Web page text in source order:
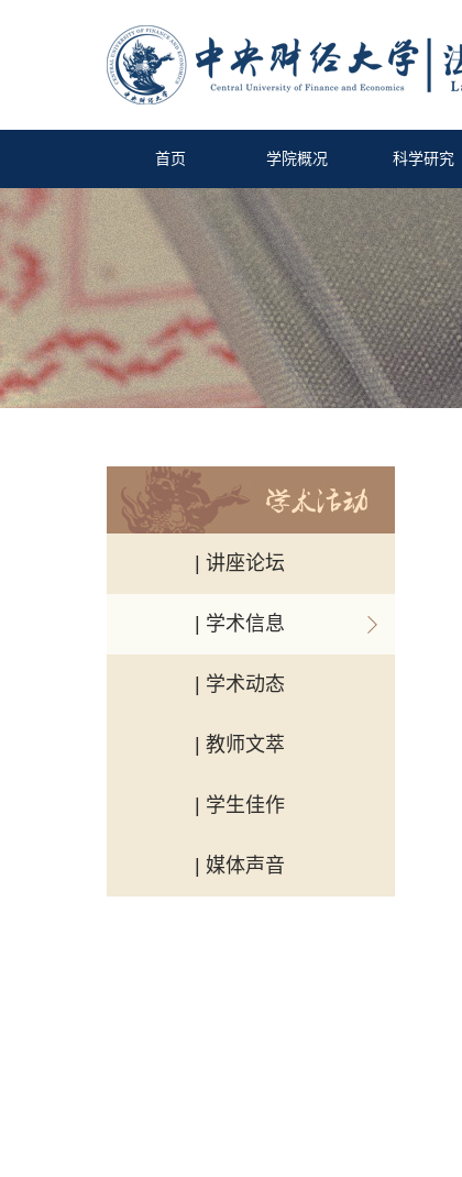
首页 学院概况 科学研究
| 讲座论坛
| 学术信息
| 学术动态
| 教师文萃
| 学生佳作
| 媒体声音